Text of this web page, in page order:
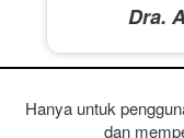
Dra.
Hanya untuk
dan